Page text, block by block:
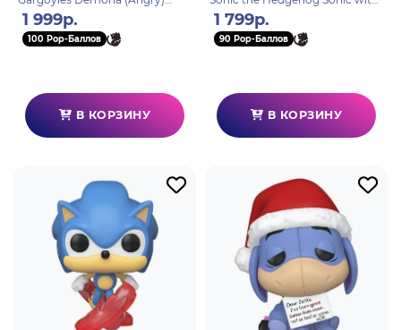
(1477) 82665
1 999р.
100 Pop-Баллов
В КОРЗИНУ
Ring (283) 20146
1 799р.
90 Pop-Баллов
В КОРЗИНУ